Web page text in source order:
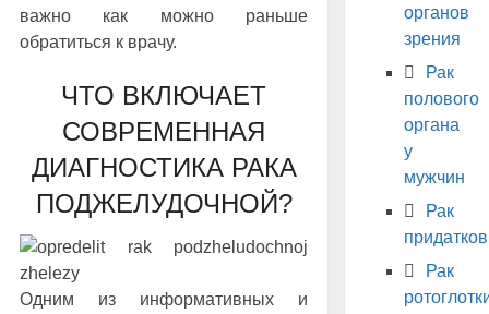
важно как можно раньше
обратиться к врачу.
ЧТО ВКЛЮЧАЕТ
СОВРЕМЕННАЯ
ДИАГНОСТИКА РАКА
ПОДЖЕЛУДОЧНОЙ?
Одним из информативных и
органов
зрения
Рак
полового
органа
у
мужчин
Рак
придатков
Рак